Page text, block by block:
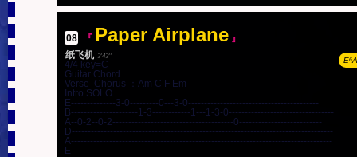
08. 『 Paper Airplane 』
纸飞机 3'43''
4/4 key=C
Guitar Chord
Verse  Chorus ：Am C F Em
Intro SOLO
E--------------3-0---------0---3-0-----------------------------------------
B---------------------1-3------------1---1-3-0---------------------------------
A--0-2--0-2--------------------------------------0--------------------------
D----------------------------------------------------------------------------------
A----------------------------------------------------------------------------------
E----------------------------------------------------------------